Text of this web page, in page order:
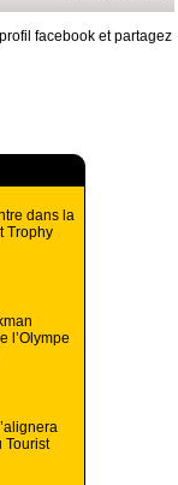
facebook et partagez
dans la
Trophy
l’Olympe
Tourist